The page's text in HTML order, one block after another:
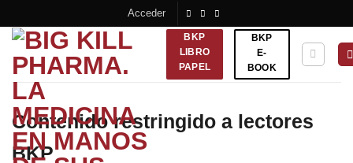
al
contenido
Acceder
BKP
LIBRO
PAPEL
BKP
E-
BOOK
Contenido restringido a lectores
BKP